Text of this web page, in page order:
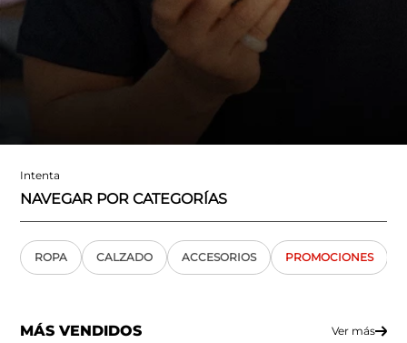
Intenta
NAVEGAR POR CATEGORÍAS
ROPA CALZADO ACCESORIOS PROMOCIONES
MÁS VENDIDOS Ver más